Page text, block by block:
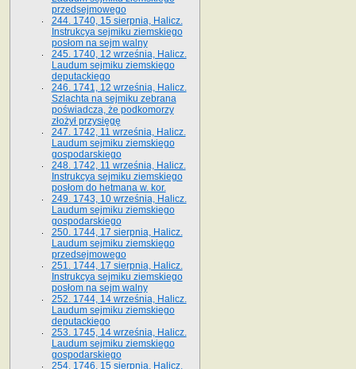
przedsejmowego
244. 1740, 15 sierpnia, Halicz.
Instrukcya sejmiku ziemskiego
posłom na sejm walny
245. 1740, 12 września, Halicz.
Laudum sejmiku ziemskiego
deputackiego
246. 1741, 12 września, Halicz.
Szlachta na sejmiku zebrana
poświadcza, że podkomorzy
złożył przysięgę
247. 1742, 11 września, Halicz.
Laudum sejmiku ziemskiego
gospodarskiego
248. 1742, 11 września, Halicz.
Instrukcya sejmiku ziemskiego
posłom do hetmana w. kor.
249. 1743, 10 września, Halicz.
Laudum sejmiku ziemskiego
gospodarskiego
250. 1744, 17 sierpnia, Halicz.
Laudum sejmiku ziemskiego
przedsejmowego
251. 1744, 17 sierpnia, Halicz.
Instrukcya sejmiku ziemskiego
posłom na sejm walny
252. 1744, 14 września, Halicz.
Laudum sejmiku ziemskiego
deputackiego
253. 1745, 14 września, Halicz.
Laudum sejmiku ziemskiego
gospodarskiego
254. 1746, 15 sierpnia, Halicz.